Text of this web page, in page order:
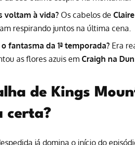
voltam à vida? Os cabelos de Claire
respirando juntos na última cena.
fantasma da 1ª temporada? Era
as flores azuis em Craigh na Dun
de Kings
certa?
já domina o início do